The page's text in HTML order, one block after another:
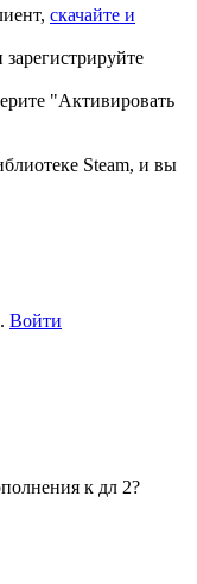
скачайте и
"Активировать
Steam, и вы
Войти
к дл 2?